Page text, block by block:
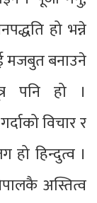
हो भन्ने
मजबुत बनाउने
पनि हो ।
विचार र
हो हिन्दुत्व ।
अस्तित्व